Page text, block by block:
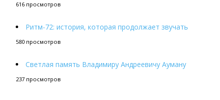
616 просмотров
Ритм-72: история, которая продолжает звучать
580 просмотров
Светлая память Владимиру Андреевичу Ауману
237 просмотров